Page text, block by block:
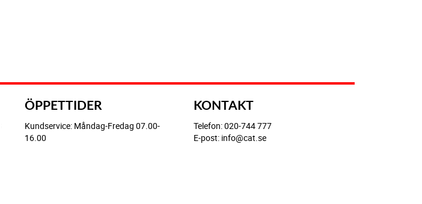
ÖPPETTIDER
Kundservice: Måndag-Fredag 07.00-
16.00
KONTAKT
Telefon: 020-744 777
E-post: info@cat.se